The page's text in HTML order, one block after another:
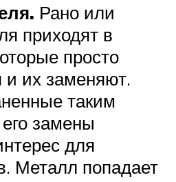
Рано или
приходят в
просто
и их заменяют.
таким
замены
для
Металл попадает